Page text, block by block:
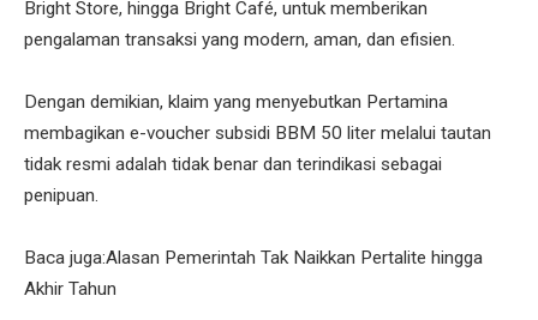
Bright Store, hingga Bright Café, untuk memberikan
pengalaman transaksi yang modern, aman, dan efisien.
Dengan demikian, klaim yang menyebutkan Pertamina
membagikan e-voucher subsidi BBM 50 liter melalui tautan
tidak resmi adalah tidak benar dan terindikasi sebagai
penipuan.
Baca juga:Alasan Pemerintah Tak Naikkan Pertalite hingga
Akhir Tahun